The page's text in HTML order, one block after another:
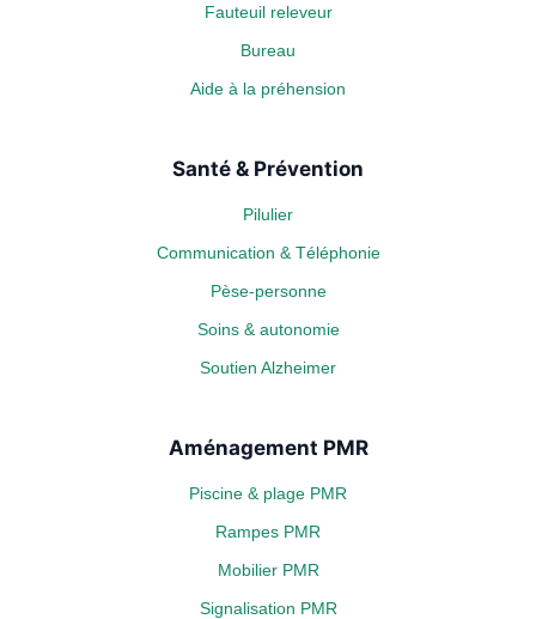
Fauteuil releveur
Bureau
Aide à la préhension
Santé & Prévention
Pilulier
Communication & Téléphonie
Pèse-personne
Soins & autonomie
Soutien Alzheimer
Aménagement PMR
Piscine & plage PMR
Rampes PMR
Mobilier PMR
Signalisation PMR